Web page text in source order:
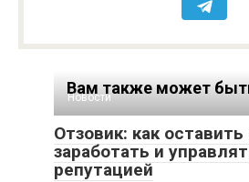
Вам также может
Новости
Отзовик: как
заработать и
репутацией